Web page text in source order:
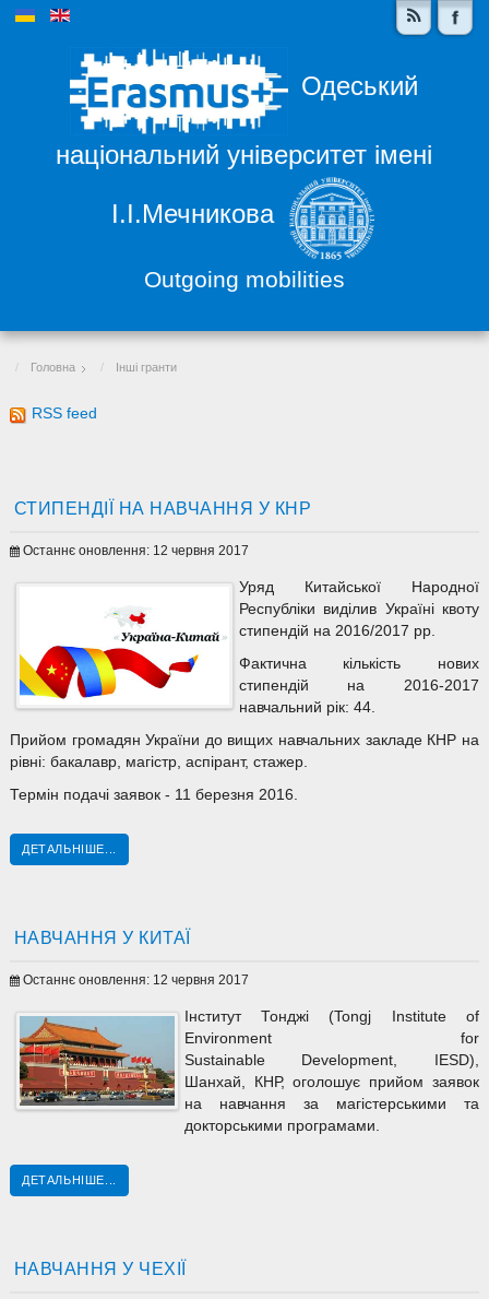
Одеський
національний університет імені
І.І.Мечникова
Outgoing mobilities
Головна Інші гранти
RSS feed
СТИПЕНДІЇ НА НАВЧАННЯ У КНР
Останнє оновлення: 12 червня 2017
Уряд Китайської Народної
Республіки виділив Україні квоту
стипендій на 2016/2017 pp.
Фактична кількість нових
стипендій на 2016-2017
навчальний рік: 44.
Прийом громадян України до вищих навчальних закладе КНР на
рівні: бакалавр, магістр, аспірант, стажер.
Термін подачі заявок - 11 березня 2016.
ДЕТАЛЬНІШЕ...
НАВЧАННЯ У КИТАЇ
Останнє оновлення: 12 червня 2017
Інститут Тонджі (Tongj Institute of
Environment for
Sustainable Development, IESD),
Шанхай, КНР, оголошує прийом заявок
на навчання за магістерськими та
докторськими програмами.
ДЕТАЛЬНІШЕ...
НАВЧАННЯ У ЧЕХІЇ